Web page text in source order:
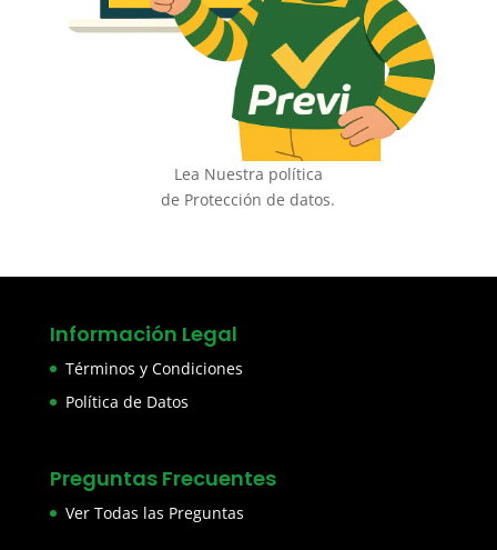
Lea Nuestra política
de Protección de datos.
Información Legal
Términos y Condiciones
Política de Datos
Preguntas Frecuentes
Ver Todas las Preguntas